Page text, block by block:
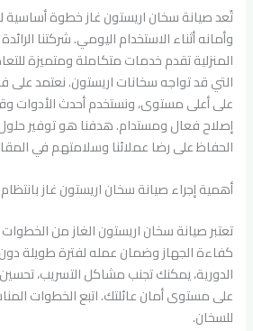
تُعد صيانة سخان اريستون غاز خطوة أساسية
وأمانه أثناء الاستخدام اليومي. شركتنا
المنزلية تقدم خدمات متكاملة ومتميزة
التي قد تواجه سخانات اريستون. نعتمد
على أعلى مستوى، ونستخدم أحدث الأدوات
إصلاح فعال ومستدام. هدفنا هو توفير
الحفاظ على رضا عملائنا وسلامتهم في
أهمية إجراء صيانة سخان اريستون غاز
تعتبر صيانة سخان اريستون الغاز من
كفاءة الجهاز وضمان عمله لفترة طويلة
الدورية، يمكنك تجنب مشاكل التسريب،
على مستوى أمان عائلتك. اتبع الخطوات
للسخان.